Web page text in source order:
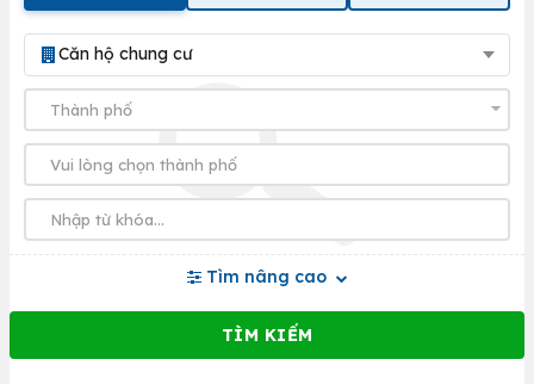
Căn hộ chung cư
Tìm nâng cao